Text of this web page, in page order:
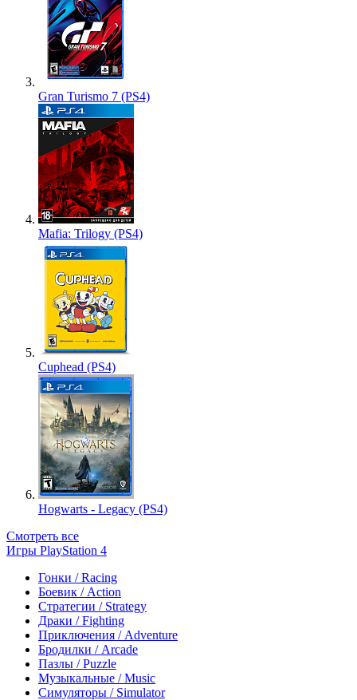
Gran Turismo 7 (PS4)
Mafia: Trilogy (PS4)
Cuphead (PS4)
Hogwarts - Legacy (PS4)
Смотреть все
Игры PlayStation 4
Гонки / Racing
Боевик / Action
Стратегии / Strategy
Драки / Fighting
Приключения / Adventure
Бродилки / Arcade
Пазлы / Puzzle
Музыкальные / Music
Симуляторы / Simulator